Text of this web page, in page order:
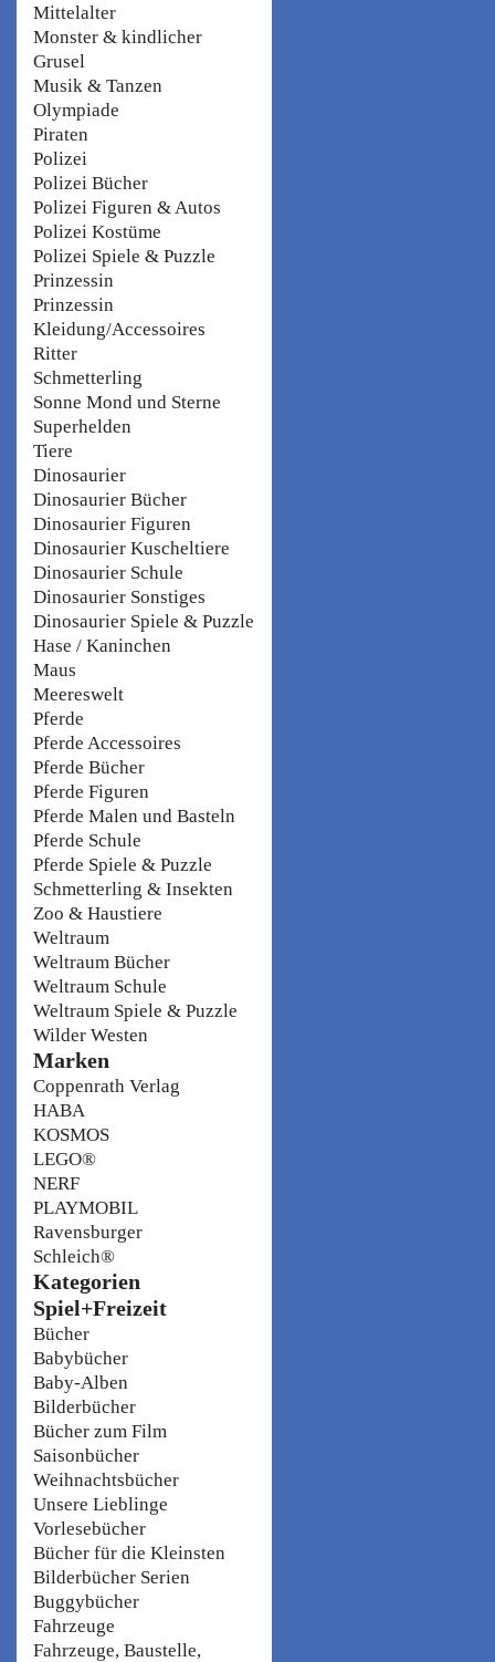
Mittelalter
Monster & kindlicher
Grusel
Musik & Tanzen
Olympiade
Piraten
Polizei
Polizei Bücher
Polizei Figuren & Autos
Polizei Kostüme
Polizei Spiele & Puzzle
Prinzessin
Prinzessin
Kleidung/Accessoires
Ritter
Schmetterling
Sonne Mond und Sterne
Superhelden
Tiere
Dinosaurier
Dinosaurier Bücher
Dinosaurier Figuren
Dinosaurier Kuscheltiere
Dinosaurier Schule
Dinosaurier Sonstiges
Dinosaurier Spiele & Puzzle
Hase / Kaninchen
Maus
Meereswelt
Pferde
Pferde Accessoires
Pferde Bücher
Pferde Figuren
Pferde Malen und Basteln
Pferde Schule
Pferde Spiele & Puzzle
Schmetterling & Insekten
Zoo & Haustiere
Weltraum
Weltraum Bücher
Weltraum Schule
Weltraum Spiele & Puzzle
Wilder Westen
Marken
Coppenrath Verlag
HABA
KOSMOS
LEGO®
NERF
PLAYMOBIL
Ravensburger
Schleich®
Kategorien
Spiel+Freizeit
Bücher
Babybücher
Baby-Alben
Bilderbücher
Bücher zum Film
Saisonbücher
Weihnachtsbücher
Unsere Lieblinge
Vorlesebücher
Bücher für die Kleinsten
Bilderbücher Serien
Buggybücher
Fahrzeuge
Fahrzeuge, Baustelle,